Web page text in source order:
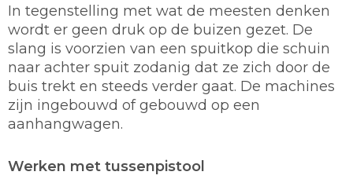
In tegenstelling met wat de meesten denken
wordt er geen druk op de buizen gezet. De
slang is voorzien van een spuitkop die schuin
naar achter spuit zodanig dat ze zich door de
buis trekt en steeds verder gaat. De machines
zijn ingebouwd of gebouwd op een
aanhangwagen.
Werken met tussenpistool